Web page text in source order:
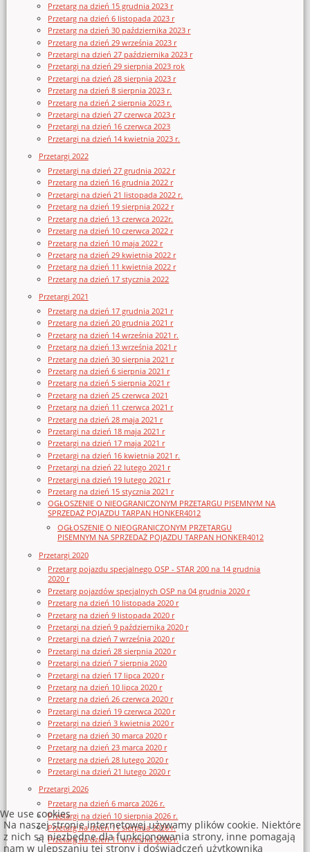
Przetarg na dzień 15 grudnia 2023 r
Przetarg na dzień 6 listopada 2023 r
Przetarg na dzień 30 października 2023 r
Przetarg na dzień 29 września 2023 r
Przetargi na dzień 27 października 2023 r
Przetargi na dzień 29 sierpnia 2023 rok
Przetargi na dzień 28 sierpnia 2023 r
Przetarg na dzień 8 sierpnia 2023 r.
Przetarg na dzień 2 sierpnia 2023 r.
Przetargi na dzień 27 czerwca 2023 r
Przetargi na dzień 16 czerwca 2023
Przetargi na dzień 14 kwietnia 2023 r.
Przetargi 2022
Przetargi na dzień 27 grudnia 2022 r
Przetarg na dzień 16 grudnia 2022 r
Przetargi na dzień 21 listopada 2022 r.
Przetarg na dzień 19 sierpnia 2022 r
Przetarg na dzień 13 czerwca 2022r.
Przetarg na dzień 10 czerwca 2022 r
Przetarg na dzień 10 maja 2022 r
Przetarg na dzień 29 kwietnia 2022 r
Przetarg na dzień 11 kwietnia 2022 r
Przetarg na dzień 17 stycznia 2022
Przetargi 2021
Przetarg na dzień 17 grudnia 2021 r
Przetarg na dzień 20 grudnia 2021 r
Przetarg na dzień 14 września 2021 r.
Przetarg na dzień 13 września 2021 r
Przetarg na dzień 30 sierpnia 2021 r
Przetarg na dzień 6 sierpnia 2021 r
Przetarg na dzień 5 sierpnia 2021 r
Przetarg na dzień 25 czerwca 2021
Przetarg na dzień 11 czerwca 2021 r
Przetarg na dzień 28 maja 2021 r
Przetargi na dzień 18 maja 2021 r
Przetargi na dzień 17 maja 2021 r
Przetargi na dzień 16 kwietnia 2021 r.
Przetargi na dzień 22 lutego 2021 r
Przetargi na dzień 19 lutego 2021 r
Przetarg na dzień 15 stycznia 2021 r
OGŁOSZENIE O NIEOGRANICZONYM PRZETARGU PISEMNYM NA
SPRZEDAŻ POJAZDU TARPAN HONKER4012
OGŁOSZENIE O NIEOGRANICZONYM PRZETARGU
PISEMNYM NA SPRZEDAŻ POJAZDU TARPAN HONKER4012
Przetargi 2020
Przetarg pojazdu specjalnego OSP - STAR 200 na 14 grudnia
2020 r
Przetarg pojazdów specjalnych OSP na 04 grudnia 2020 r
Przetarg na dzień 10 listopada 2020 r
Przetarg na dzień 9 listopada 2020 r
Przetargi na dzień 9 października 2020 r
Przetargi na dzień 7 września 2020 r
Przetargi na dzień 28 sierpnia 2020 r
Przetargi na dzień 7 sierpnia 2020
Przetargi na dzień 17 lipca 2020 r
Przetarg na dzień 10 lipca 2020 r
Przetarg na dzień 26 czerwca 2020 r
Przetargi na dzień 19 czerwca 2020 r
Przetargi na dzień 3 kwietnia 2020 r
Przetarg na dzień 30 marca 2020 r
Przetarg na dzień 23 marca 2020 r
Przetarg na dzień 28 lutego 2020 r
Przetargi na dzień 21 lutego 2020 r
Przetargi 2026
Przetarg na dzień 6 marca 2026 r.
Przetargi na dzień 10 sierpnia 2026 r.
Przetarg na dzień 11 sierpnia 2026 r.
Przetarg na dzień 11 września 2026 r.
We use cookies
Na naszej stronie internetowej używamy plików cookie. Niektóre
z nich są niezbędne dla funkcjonowania strony, inne pomagają
nam w ulepszaniu tej strony i doświadczeń użytkownika